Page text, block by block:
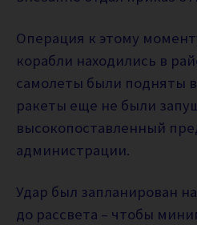
Операция к этому
корабли находились в
самолеты были подняты
ракеты еще не были
высокопоставленный
администрации.
Удар был запланирован
до рассвета – чтобы